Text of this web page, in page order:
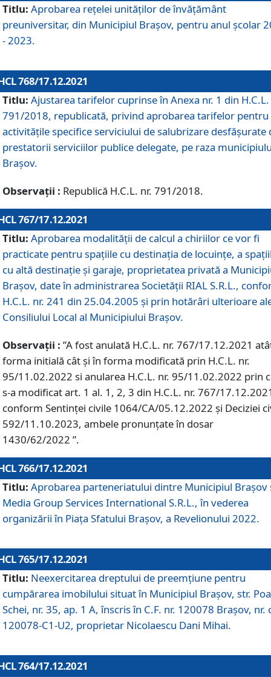
Titlu: Aprobarea reţelei unităţilor de învăţământ
preuniversitar, din Municipiul Braşov, pentru anul şcolar
- 2023.
768/17.12.2021
Titlu: Ajustarea tarifelor cuprinse în Anexa nr. 1 din H.C.L.
791/2018, republicată, privind aprobarea tarifelor pentru
activităţile specifice serviciului de salubrizare desfăşurate
prestatorii serviciilor publice delegate, pe raza
Braşov.
Observații : Republică H.C.L. nr. 791/2018.
767/17.12.2021
Titlu: Aprobarea modalității de calcul a chiriilor ce vor fi
practicate pentru spaţiile cu destinaţia de locuinţe, a
cu altă destinaţie şi garaje, proprietatea privată a
Braşov, date în administrarea Societăţii RIAL S.R.L.,
H.C.L. nr. 241 din 25.04.2005 și prin hotărâri ulterioare
Consiliului Local al Municipiului Braşov.
Observații : ”A fost anulată H.C.L. nr. 767/17.12.2021
forma initială cât și în forma modificată prin H.C.L. nr.
95/11.02.2022 si anularea H.C.L. nr. 95/11.02.2022 prin
s-a modificat art. 1 al. 1, 2, 3 din H.C.L. nr. 767/
conform Sentinței civile 1064/CA/05.12.2022 și Deciziei
592/11.10.2023, ambele pronunțate în dosar
1430/62/2022 ”.
766/17.12.2021
Titlu: Aprobarea parteneriatului dintre Municipiul Brașov
Media Group Services International S.R.L., în vederea
organizării în Piața Sfatului Brașov, a Revelionului 2022.
765/17.12.2021
Titlu: Neexercitarea dreptului de preemţiune pentru
cumpărarea imobilului situat în Municipiul Braşov, str.
Schei, nr. 35, ap. 1 A, înscris în C.F. nr. 120078 Brașov, nr.
120078-C1-U2, proprietar Nicolaescu Dani Mihai.
764/17.12.2021